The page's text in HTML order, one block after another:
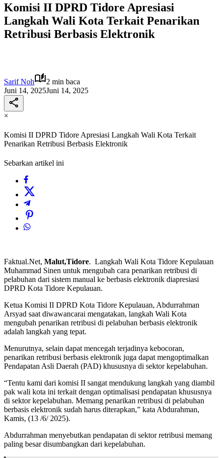
Komisi II DPRD Tidore Apresiasi
Langkah Wali Kota Terkait Penarikan
Retribusi Berbasis Elektronik
Sarif Noh
2 min baca
Juni 14, 2025Juni 14, 2025
×
Komisi II DPRD Tidore Apresiasi Langkah Wali Kota Terkait
Penarikan Retribusi Berbasis Elektronik
Sebarkan artikel ini
Faktual.Net, Malut,Tidore. Langkah Wali Kota Tidore Kepulauan
Muhammad Sinen untuk mengubah cara penarikan retribusi di
pelabuhan dari sistem manual ke berbasis elektronik diapresiasi
DPRD Kota Tidore Kepulauan.
Ketua Komisi II DPRD Kota Tidore Kepulauan, Abdurrahman
Arsyad saat diwawancarai mengatakan, langkah Wali Kota
mengubah penarikan retribusi di pelabuhan berbasis elektronik
adalah langkah yang tepat.
Menurutnya, selain dapat mencegah terjadinya kebocoran,
penarikan retribusi berbasis elektronik juga dapat mengoptimalkan
Pendapatan Asli Daerah (PAD) khususnya di sektor kepelabuhan.
“Tentu kami dari komisi II sangat mendukung langkah yang diambil
pak wali kota ini terkait dengan optimalisasi pendapatan khususnya
di sektor kepelabuhan. Memang penarikan retribusi di pelabuhan
berbasis elektronik sudah harus diterapkan,” kata Abdurahman,
Kamis, (13 /6/ 2025).
Abdurrahman menyebutkan pendapatan di sektor retribusi memang
paling besar disumbangkan dari kepelabuhan.